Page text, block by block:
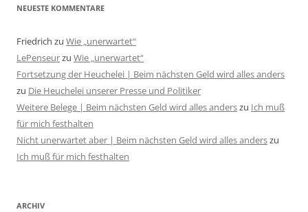
NEUESTE KOMMENTARE
Friedrich zu Wie „unerwartet“
LePenseurzu Wie „unerwartet“
Fortsetzung der Heuchelei | Beim nächsten Geld wird alles anders
zu Die Heuchelei unserer Presse und Politiker
Weitere Belege | Beim nächsten Geld wird alles anderszu Ich muß
für mich festhalten
Nicht unerwartet aber | Beim nächsten Geld wird alles anderszu
Ich muß für mich festhalten
ARCHIV